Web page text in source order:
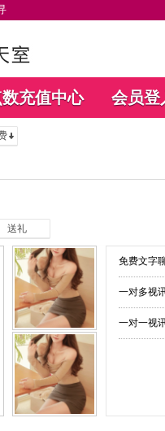
数充值中心 会员登
送礼
免费文字
一对多视
一对一视